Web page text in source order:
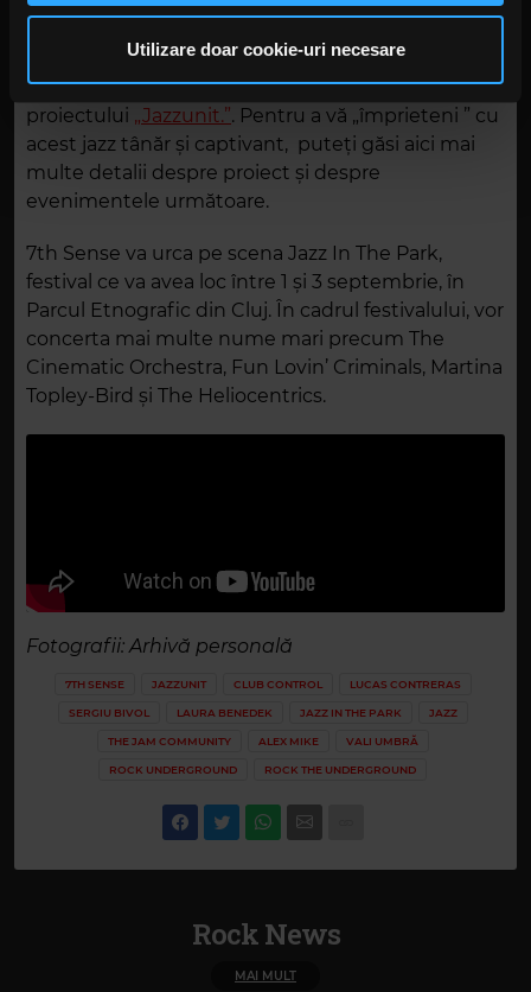
privire la modul în care folosiți site-ul nostru. Aceștia le
pot combina cu alte informații oferite de dvs. sau culese
continuați să utilizați website-ul nostru, sunteți de acord
cu utilizarea modulelor noastre cookie.
Utilizare doar cookie-uri necesare
sparg barierele așteptărilor, atât când vine vorba
de formația lor, cât și de invitații lor din cadrul
proiectului „Jazzunit.”. Pentru a vă „împrieteni ” cu
acest jazz tânăr și captivant, puteți găsi aici mai
multe detalii despre proiect și despre
evenimentele următoare.
7th Sense va urca pe scena Jazz In The Park,
festival ce va avea loc între 1 și 3 septembrie, în
Parcul Etnografic din Cluj. În cadrul festivalului, vor
concerta mai multe nume mari precum The
Cinematic Orchestra, Fun Lovin’ Criminals, Martina
Topley-Bird și The Heliocentrics.
Fotografii: Arhivă personală
7TH SENSE JAZZUNIT CLUB CONTROL LUCAS CONTRERAS
SERGIU BIVOL LAURA BENEDEK JAZZ IN THE PARK JAZZ
THE JAM COMMUNITY ALEX MIKE VALI UMBRĂ
ROCK UNDERGROUND ROCK THE UNDERGROUND
Rock News
MAI MULT